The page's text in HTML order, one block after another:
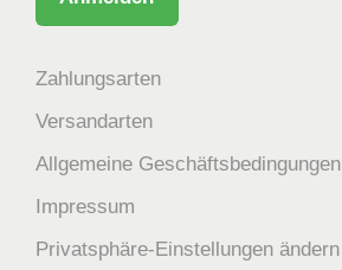
Zahlungsarten
Versandarten
Allgemeine Geschäftsbedingungen
Impressum
Privatsphäre-Einstellungen ändern